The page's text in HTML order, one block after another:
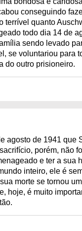
conseguindo
terrível quanto
todo dia 14 de
sendo levado
se voluntariou para
do outro prisioneiro.
agosto de 1941 que
porém, não
e ter a sua
inteiro, ele é
morte se tornou
hoje, é muito